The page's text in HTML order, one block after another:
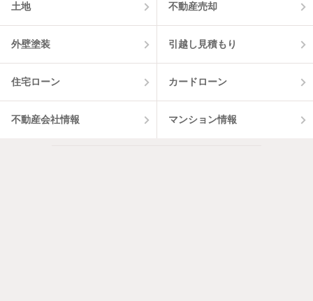
土地 不動産売却
外壁塗装 引越し見積もり
住宅ローン カードローン
不動産会社情報 マンション情報